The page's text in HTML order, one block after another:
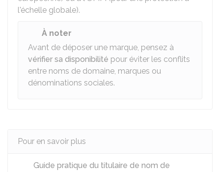
l'échelle globale).
À noter
Avant de déposer une marque, pensez à
vérifier sa disponibilité pour éviter les conflits
entre noms de domaine, marques ou
dénominations sociales.
Pour en savoir plus
Guide pratique du titulaire de nom de